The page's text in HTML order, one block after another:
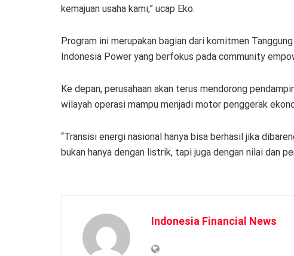
kemajuan usaha kami,” ucap Eko.
Program ini merupakan bagian dari komitmen
Indonesia Power yang berfokus pada community
Ke depan, perusahaan akan terus mendorong
wilayah operasi mampu menjadi motor penggerak
“Transisi energi nasional hanya bisa berhasil jika
bukan hanya dengan listrik, tapi juga dengan nilai dan
Indonesia Financial News